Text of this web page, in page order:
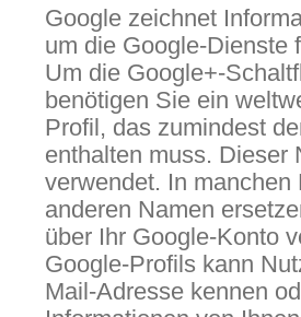
Google zeichnet
um die Google-Dienste
Um die Google+-
benötigen Sie ein
Profil, das zumindest
enthalten muss. Dieser
verwendet. In
anderen Namen
über Ihr Google-Konto
Google-Profils kann
Mail-Adresse kennen